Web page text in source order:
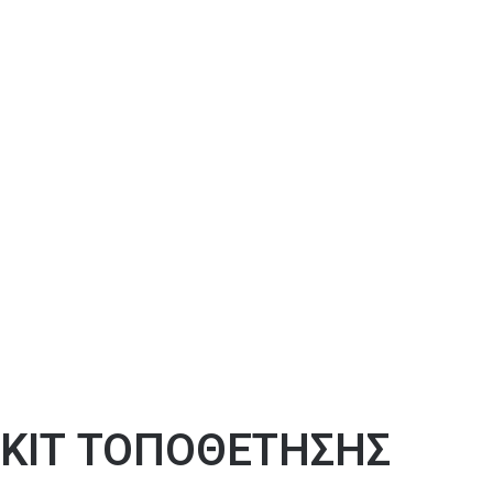
ΚΙΤ ΤΟΠΟΘΕΤΗΣΗΣ